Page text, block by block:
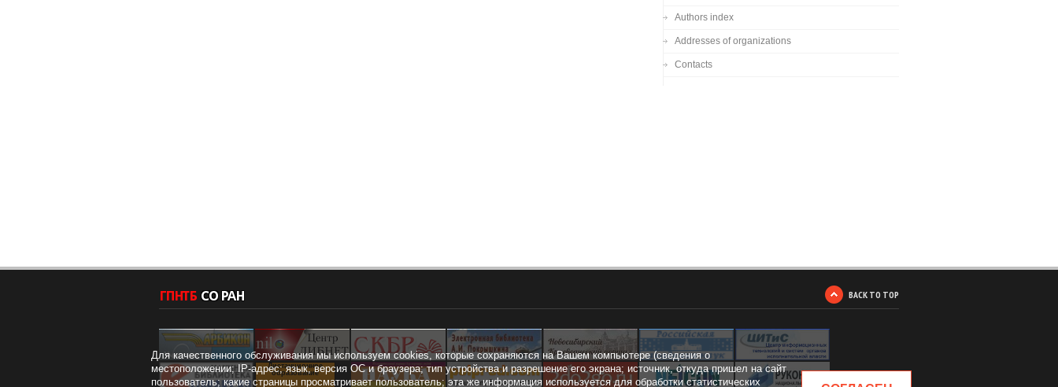
Authors index
Addresses of organizations
Contacts
BACK TO TOP
Дистанционное
образование
Для качественного обслуживания мы используем cookies, которые сохраняются на Вашем компьютере (сведения о
местоположении; IP-адрес; язык, версия ОС и браузера; тип устройства и разрешение его экрана; источник, откуда пришел на сайт
пользователь; какие страницы просматривает пользователь; эта же информация используется для обработки статистических